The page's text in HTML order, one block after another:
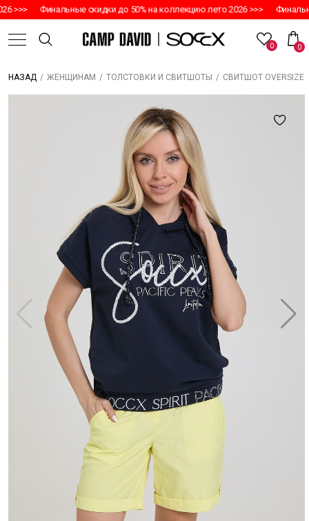
>>> Финальные скидки до 50% на коллекцию лето 2026 >>>
0 0
НАЗАД / ЖЕНЩИНАМ / ТОЛСТОВКИ И СВИТШОТЫ / СВИТШОТ OVERSIZE